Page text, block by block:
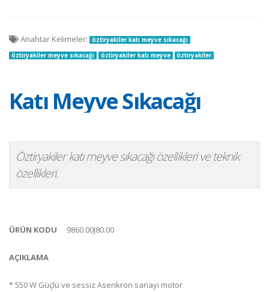
Katı Meyve Sıkacağı
Öztiryakiler katı meyve sıkacağı özellikleri ve teknik
özellikleri.
ÜRÜN KODU 9860.00J80.00
AÇIKLAMA
* 550 W Güçlü ve sessiz Asenkron sanayi motor
Anahtar Kelimeler:
öztiryakiler katı meyve sıkacağı
öztiryakiler meyve sıkacağı
öztiryakiler katı meyve öztiryakiler